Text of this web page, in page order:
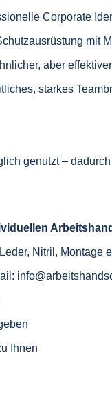
Corporate
mit
aber
starkes
genutzt –
Nitril, Montage
Ihnen